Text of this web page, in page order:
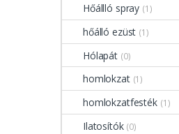
Hőállló spray (1)
hőálló ezüst (1)
Hólapát (0)
homlokzat (1)
homlokzatfesték (1)
Ilatosítók (0)